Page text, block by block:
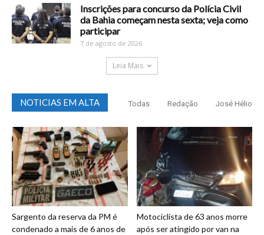
Inscrições para concurso da Polícia Civil
da Bahia começam nesta sexta; veja como
participar
7 de agosto de 2026
Leia Mais
NOTICIAS EM ALTA Todas Redação José Hélio
Sargento da reserva da PM é
condenado a mais de 6 anos de
Motociclista de 63 anos morre
após ser atingido por van na